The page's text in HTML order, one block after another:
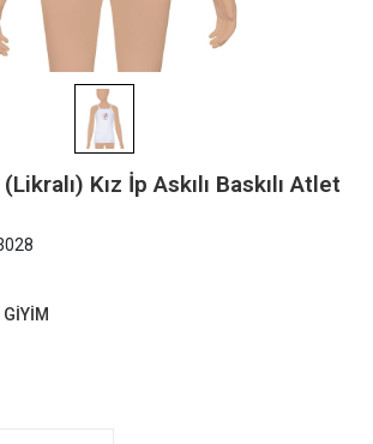
Kız İp Askılı Baskılı Atlet
GİYİM